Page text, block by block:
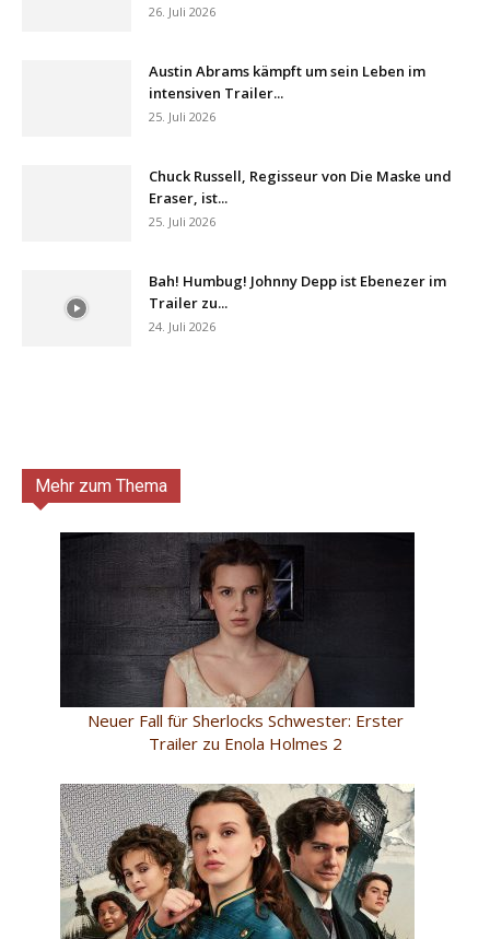
26. Juli 2026
Austin Abrams kämpft um sein Leben im
intensiven Trailer...
25. Juli 2026
Chuck Russell, Regisseur von Die Maske und
Eraser, ist...
25. Juli 2026
Bah! Humbug! Johnny Depp ist Ebenezer im
Trailer zu...
24. Juli 2026
Mehr zum Thema
Neuer Fall für Sherlocks Schwester: Erster
Trailer zu Enola Holmes 2